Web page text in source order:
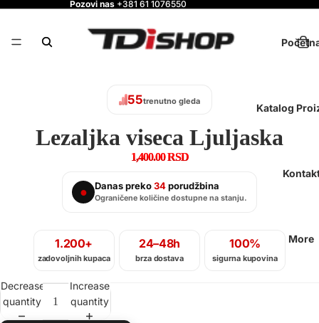
Pozovi nas +381 61 1076550
Katalog
More
56trenutno gleda
Lezaljka viseca Ljuljaska
1,400.00 RSD
● Danas preko34porudžbina
Ograničene količine dostupne na stanju.
1.200+
zadovoljnih kupaca
24–48h
brza dostava
100%
sigurna kupovina
Decrease
quantity
Increase
quantity